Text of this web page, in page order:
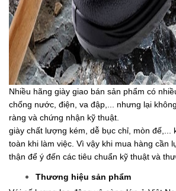
Nhiều hãng giày giao bán sản phẩm có
chống nước, điện, va đập,... nhưng lại
ràng và chứng nhận kỹ thuật.
giày chất lượng kém, dễ bục chỉ, mòn đế,...
toàn khi làm việc. Vì vậy khi mua hàng cần
thận để ý đến các tiêu chuẩn kỹ thuật và